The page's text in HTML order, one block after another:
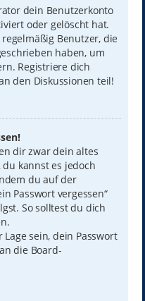
dein Benutzerkonto
oder gelöscht hat.
Benutzer, die
haben, um
Registriere dich
den Diskussionen teil!
dir zwar dein altes
kannst es jedoch
du auf der
Passwort vergessen“
So solltest du dich
sein, dein Passwort
die Board-